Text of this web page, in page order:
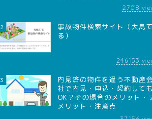
2708
2
事故物件検索サイト（大島て
る）
246153
3
内見済の物件を違う不動産会
社で内見・申込・契約しても
OK？その場合のメリット・
メリット・注意点